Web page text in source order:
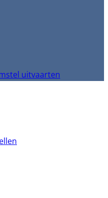
uitvaarten